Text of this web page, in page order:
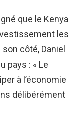
que le Kenya
les
côté, Daniel
pays : « Le
à l’économie
délibérément